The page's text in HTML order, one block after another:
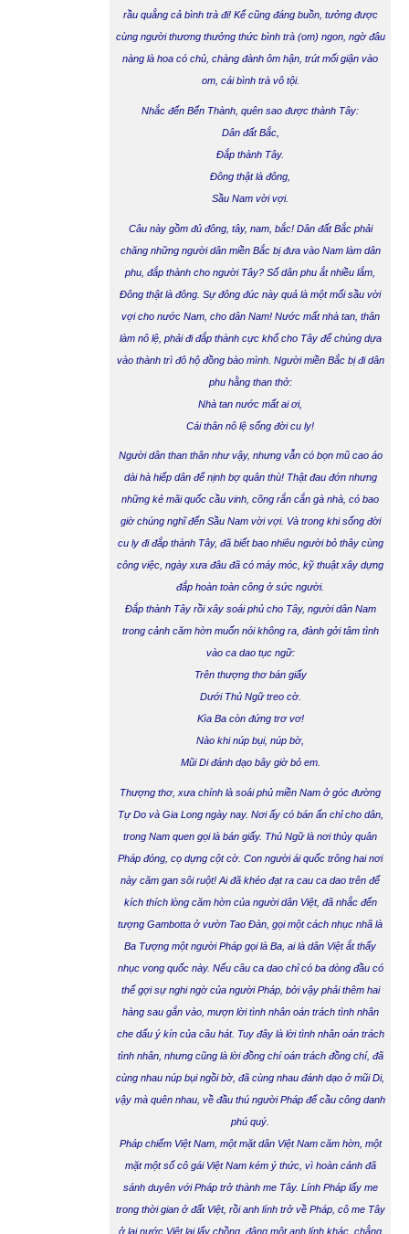
rầu quẳng cả bình trà đi! Kể cũng đáng buồn, tưởng được
cùng người thương thưởng thức bình trà (om) ngon, ngờ đâu
nàng là hoa có chủ, chàng đành ôm hận, trút mối giận vào
om, cái bình trà vô tội.
Nhắc đến Bến Thành, quên sao được thành Tây:
Dân đất Bắc,
Đắp thành Tây.
Đông thật là đông,
Sầu Nam vời vợi.
Câu này gồm đủ đông, tây, nam, bắc! Dân đất Bắc phải
chăng những người dân miền Bắc bị đưa vào Nam làm dân
phu, đắp thành cho người Tây? Số dân phu ắt nhiều lắm,
Đông thật là đông. Sự đông đúc này quả là một mối sầu vời
vợi cho nước Nam, cho dân Nam! Nước mất nhà tan, thân
làm nô lệ, phải đi đắp thành cực khổ cho Tây để chúng dựa
vào thành trì đô hộ đồng bào mình. Người miền Bắc bị đi dân
phu hằng than thở:
Nhà tan nước mất ai ơi,
Cái thân nô lệ sống đời cu ly!
Người dân than thân như vậy, nhưng vẫn có bọn mũ cao áo
dài hà hiếp dân để nịnh bợ quân thù! Thật đau đớn nhưng
những kẻ mãi quốc cầu vinh, cõng rắn cắn gà nhà, có bao
giờ chúng nghĩ đến Sầu Nam vời vợi. Và trong khi sống đời
cu ly đi đắp thành Tây, đã biết bao nhiêu người bỏ thây cùng
công việc, ngày xưa đâu đã có máy móc, kỹ thuật xây dựng
đắp hoàn toàn công ở sức người.
Đắp thành Tây rồi xây soái phủ cho Tây, người dân Nam
trong cảnh căm hờn muốn nói không ra, đành gởi tâm tình
vào ca dao tục ngữ:
Trên thượng thơ bán giấy
Dưới Thủ Ngữ treo cờ.
Kìa Ba còn đứng trơ vơ!
Nào khi núp bụi, núp bờ,
Mũi Di đánh dạo bây giờ bỏ em.
Thượng thơ, xưa chính là soái phủ miền Nam ở góc đường
Tự Do và Gia Long ngày nay. Nơi ấy có bán ấn chỉ cho dân,
trong Nam quen gọi là bán giấy. Thủ Ngữ là nơi thủy quân
Pháp đóng, cọ dựng cột cờ. Con người ái quốc trông hai nơi
này căm gan sôi ruột! Ai đã khéo đạt ra cau ca dao trên để
kích thích lòng căm hờn của người dân Việt, đã nhắc đến
tượng Gambotta ở vườn Tao Đàn, gọi một cách nhục nhã là
Ba Tượng một người Pháp gọi là Ba, ai là dân Việt ắt thấy
nhục vong quốc này. Nếu câu ca dao chỉ có ba dòng đầu có
thể gợi sự nghi ngờ của người Pháp, bởi vậy phải thêm hai
hàng sau gắn vào, mượn lời tình nhân oán trách tình nhân
che dấu ý kín của câu hát. Tuy đây là lời tình nhân oán trách
tình nhân, nhưng cũng là lời đồng chí oán trách đồng chí, đã
cùng nhau núp bụi ngồi bờ, đã cùng nhau đánh dạo ở mũi Di,
vậy mà quên nhau, về đầu thú người Pháp để cầu công danh
phú quý.
Pháp chiếm Việt Nam, một mặt dân Việt Nam căm hờn, một
mặt một số cô gái Việt Nam kém ý thức, vì hoàn cảnh đã
sánh duyên với Pháp trở thành me Tây. Lính Pháp lấy me
trong thời gian ở đất Việt, rồi anh lính trở về Pháp, cô me Tây
ở lại nước Việt lại lấy chồng, đậng một anh lính khác, chẳng